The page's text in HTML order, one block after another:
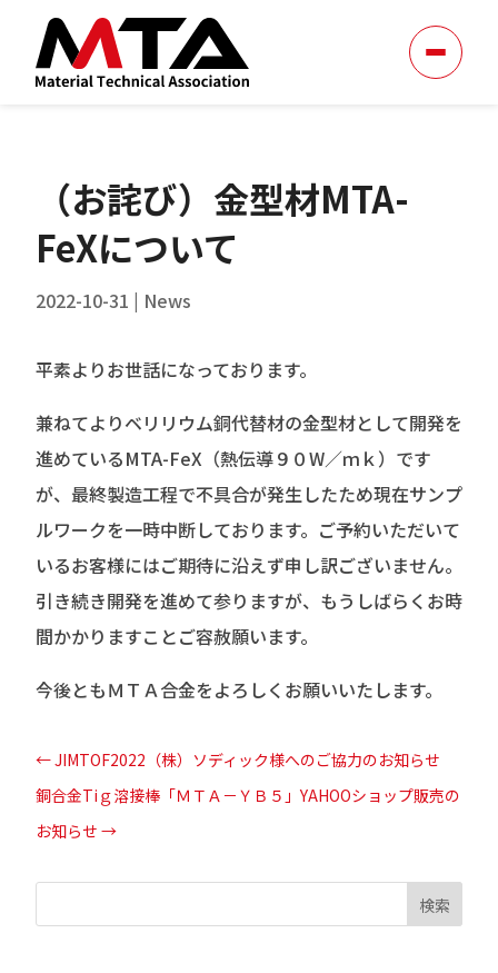
（お詫び）金型材MTA-
FeXについて
2022-10-31 | News
平素よりお世話になっております。
兼ねてよりベリリウム銅代替材の金型材として開発を
進めているMTA-FeX（熱伝導９０W／ｍｋ）です
が、最終製造工程で不具合が発生したため現在サンプ
ルワークを一時中断しております。ご予約いただいて
いるお客様にはご期待に沿えず申し訳ございません。
引き続き開発を進めて参りますが、もうしばらくお時
間かかりますことご容赦願います。
今後ともＭＴＡ合金をよろしくお願いいたします。
←JIMTOF2022（株）ソディック様へのご協力のお知らせ
銅合金Tiｇ溶接棒「ＭＴＡ－ＹＢ５」YAHOOショップ販売の
お知らせ →
検索